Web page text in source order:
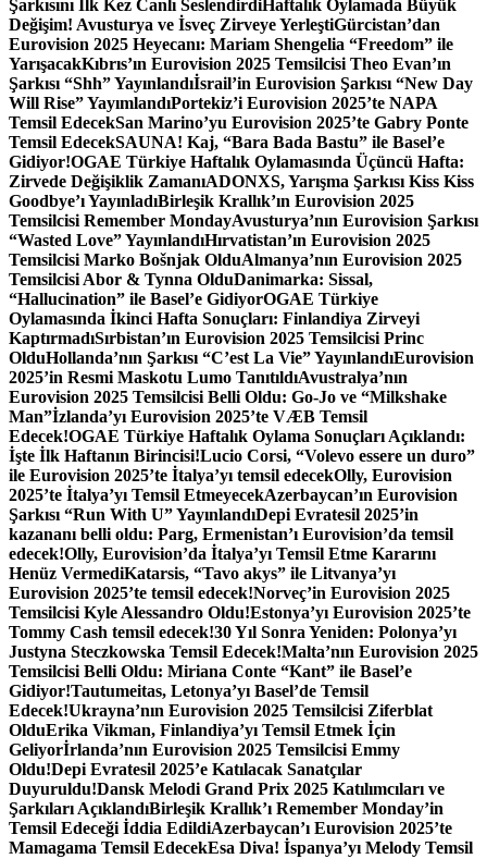
Şarkısını İlk Kez Canlı Seslendirdi Haftalık Oylamada Büyük
Değişim! Avusturya ve İsveç Zirveye YerleştiGürcistan’dan
Eurovision 2025 Heyecanı: Mariam Shengelia “Freedom” ile
YarışacakKıbrıs’ın Eurovision 2025 Temsilcisi Theo Evan’ın
Şarkısı “Shh” Yayınlandıİsrail’in Eurovision Şarkısı “New Day
Will Rise” YayımlandıPortekiz’i Eurovision 2025’te NAPA
Temsil EdecekSan Marino’yu Eurovision 2025’te Gabry Ponte
Temsil EdecekSAUNA! Kaj, “Bara Bada Bastu” ile Basel’e
Gidiyor!OGAE Türkiye Haftalık Oylamasında Üçüncü Hafta:
Zirvede Değişiklik ZamanıADONXS, Yarışma Şarkısı Kiss Kiss
Goodbye’ı YayınladıBirleşik Krallık’ın Eurovision 2025
Temsilcisi Remember MondayAvusturya’nın Eurovision Şarkısı
“Wasted Love” YayınlandıHırvatistan’ın Eurovision 2025
Temsilcisi Marko Bošnjak OlduAlmanya’nın Eurovision 2025
Temsilcisi Abor & Tynna OlduDanimarka: Sissal,
“Hallucination” ile Basel’e GidiyorOGAE Türkiye
Oylamasında İkinci Hafta Sonuçları: Finlandiya Zirveyi
KaptırmadıSırbistan’ın Eurovision 2025 Temsilcisi Princ
OlduHollanda’nın Şarkısı “C’est La Vie” YayınlandıEurovision
2025’in Resmi Maskotu Lumo TanıtıldıAvustralya’nın
Eurovision 2025 Temsilcisi Belli Oldu: Go-Jo ve “Milkshake
Man”İzlanda’yı Eurovision 2025’te VÆB Temsil
Edecek!OGAE Türkiye Haftalık Oylama Sonuçları Açıklandı:
İşte İlk Haftanın Birincisi!Lucio Corsi, “Volevo essere un duro”
ile Eurovision 2025’te İtalya’yı temsil edecekOlly, Eurovision
2025’te İtalya’yı Temsil EtmeyecekAzerbaycan’ın Eurovision
Şarkısı “Run With U” YayınlandıDepi Evratesil 2025’in
kazananı belli oldu: Parg, Ermenistan’ı Eurovision’da temsil
edecek!Olly, Eurovision’da İtalya’yı Temsil Etme Kararını
Henüz VermediKatarsis, “Tavo akys” ile Litvanya’yı
Eurovision 2025’te temsil edecek!Norveç’in Eurovision 2025
Temsilcisi Kyle Alessandro Oldu!Estonya’yı Eurovision 2025’te
Tommy Cash temsil edecek!30 Yıl Sonra Yeniden: Polonya’yı
Justyna Steczkowska Temsil Edecek!Malta’nın Eurovision 2025
Temsilcisi Belli Oldu: Miriana Conte “Kant” ile Basel’e
Gidiyor!Tautumeitas, Letonya’yı Basel’de Temsil
Edecek!Ukrayna’nın Eurovision 2025 Temsilcisi Ziferblat
OlduErika Vikman, Finlandiya’yı Temsil Etmek İçin
Geliyorİrlanda’nın Eurovision 2025 Temsilcisi Emmy
Oldu!Depi Evratesil 2025’e Katılacak Sanatçılar
Duyuruldu!Dansk Melodi Grand Prix 2025 Katılımcıları ve
Şarkıları AçıklandıBirleşik Krallık’ı Remember Monday’in
Temsil Edeceği İddia EdildiAzerbaycan’ı Eurovision 2025’te
Mamagama Temsil EdecekEsa Diva! İspanya’yı Melody Temsil